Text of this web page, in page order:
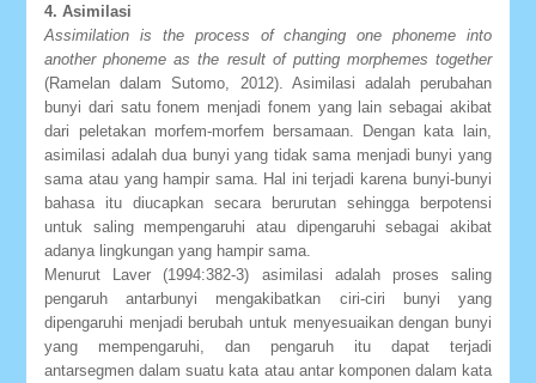
4. Asimilasi
Assimilation is the process of changing one phoneme into
another phoneme as the result of putting morphemes together
(Ramelan dalam Sutomo, 2012). Asimilasi adalah perubahan
bunyi dari satu fonem menjadi fonem yang lain sebagai akibat
dari peletakan morfem-morfem bersamaan. Dengan kata lain,
asimilasi adalah dua bunyi yang tidak sama menjadi bunyi yang
sama atau yang hampir sama. Hal ini terjadi karena bunyi-bunyi
bahasa itu diucapkan secara berurutan sehingga berpotensi
untuk saling mempengaruhi atau dipengaruhi sebagai akibat
adanya lingkungan yang hampir sama.
Menurut Laver (1994:382-3) asimilasi adalah proses saling
pengaruh antarbunyi mengakibatkan ciri-ciri bunyi yang
dipengaruhi menjadi berubah untuk menyesuaikan dengan bunyi
yang mempengaruhi, dan pengaruh itu dapat terjadi
antarsegmen dalam suatu kata atau antar komponen dalam kata